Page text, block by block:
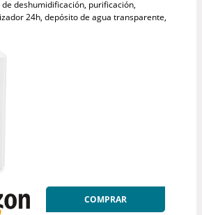
deshumidificación, purificación,
24h, depósito de agua transparente,
COMPRAR